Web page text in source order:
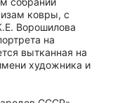
ковры, с
Ворошилова
на
вытканная на
художника и